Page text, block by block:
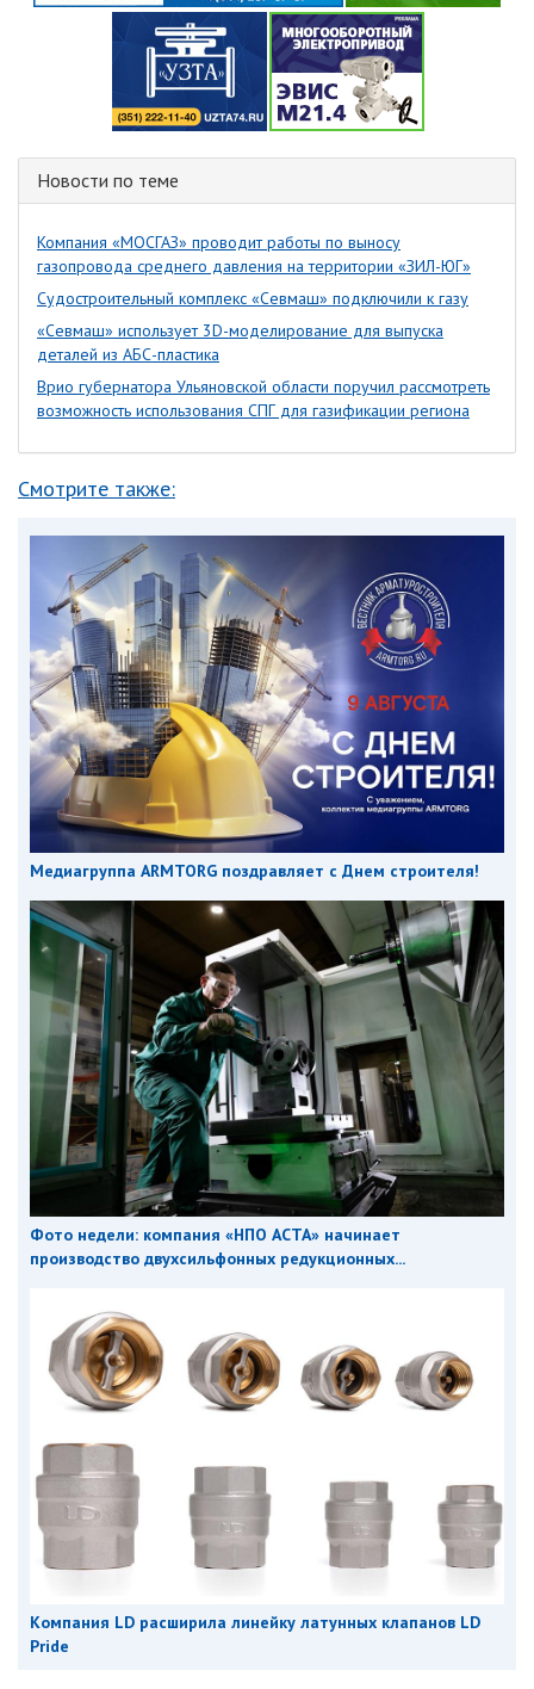
Новости по теме
Компания «МОСГАЗ» проводит работы по выносу
газопровода среднего давления на территории «ЗИЛ-ЮГ»
Судостроительный комплекс «Cевмаш» подключили к газу
«Севмаш» использует 3D-моделирование для выпуска
деталей из АБС-пластика
Врио губернатора Ульяновской области поручил рассмотреть
возможность использования СПГ для газификации региона
Смотрите также:
Медиагруппа ARMTORG поздравляет с Днем строителя!
Фото недели: компания «НПО АСТА» начинает
производство двухсильфонных редукционных...
Компания LD расширила линейку латунных клапанов LD
Pride